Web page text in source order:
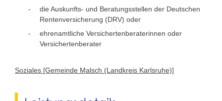
die Auskunfts- und Beratungsstellen der Deutschen
Rentenversicherung (DRV) oder
ehrenamtliche Versichertenberaterinnen oder
Versichertenberater
Soziales [Gemeinde Malsch (Landkreis Karlsruhe)]